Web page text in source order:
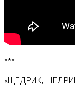
***
«ЩЕДРИК,